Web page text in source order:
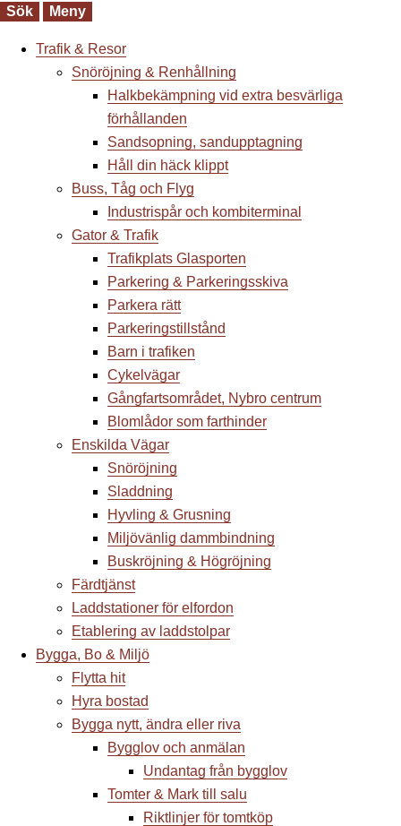
Sök Meny
Trafik & Resor
Snöröjning & Renhållning
Halkbekämpning vid extra besvärliga
förhållanden
Sandsopning, sandupptagning
Håll din häck klippt
Buss, Tåg och Flyg
Industrispår och kombiterminal
Gator & Trafik
Trafikplats Glasporten
Parkering & Parkeringsskiva
Parkera rätt
Parkeringstillstånd
Barn i trafiken
Cykelvägar
Gångfartsområdet, Nybro centrum
Blomlådor som farthinder
Enskilda Vägar
Snöröjning
Sladdning
Hyvling & Grusning
Miljövänlig dammbindning
Buskröjning & Högröjning
Färdtjänst
Laddstationer för elfordon
Etablering av laddstolpar
Bygga, Bo & Miljö
Flytta hit
Hyra bostad
Bygga nytt, ändra eller riva
Bygglov och anmälan
Undantag från bygglov
Tomter & Mark till salu
Riktlinjer för tomtköp